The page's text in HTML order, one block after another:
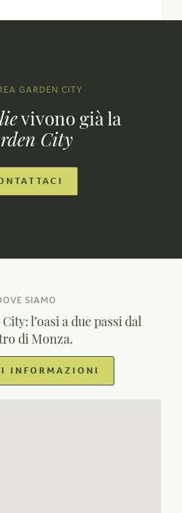
GARDEN CITY
vivono già la
City
SIAMO
l’oasi a due passi dal
di Monza.
INFORMAZIONI